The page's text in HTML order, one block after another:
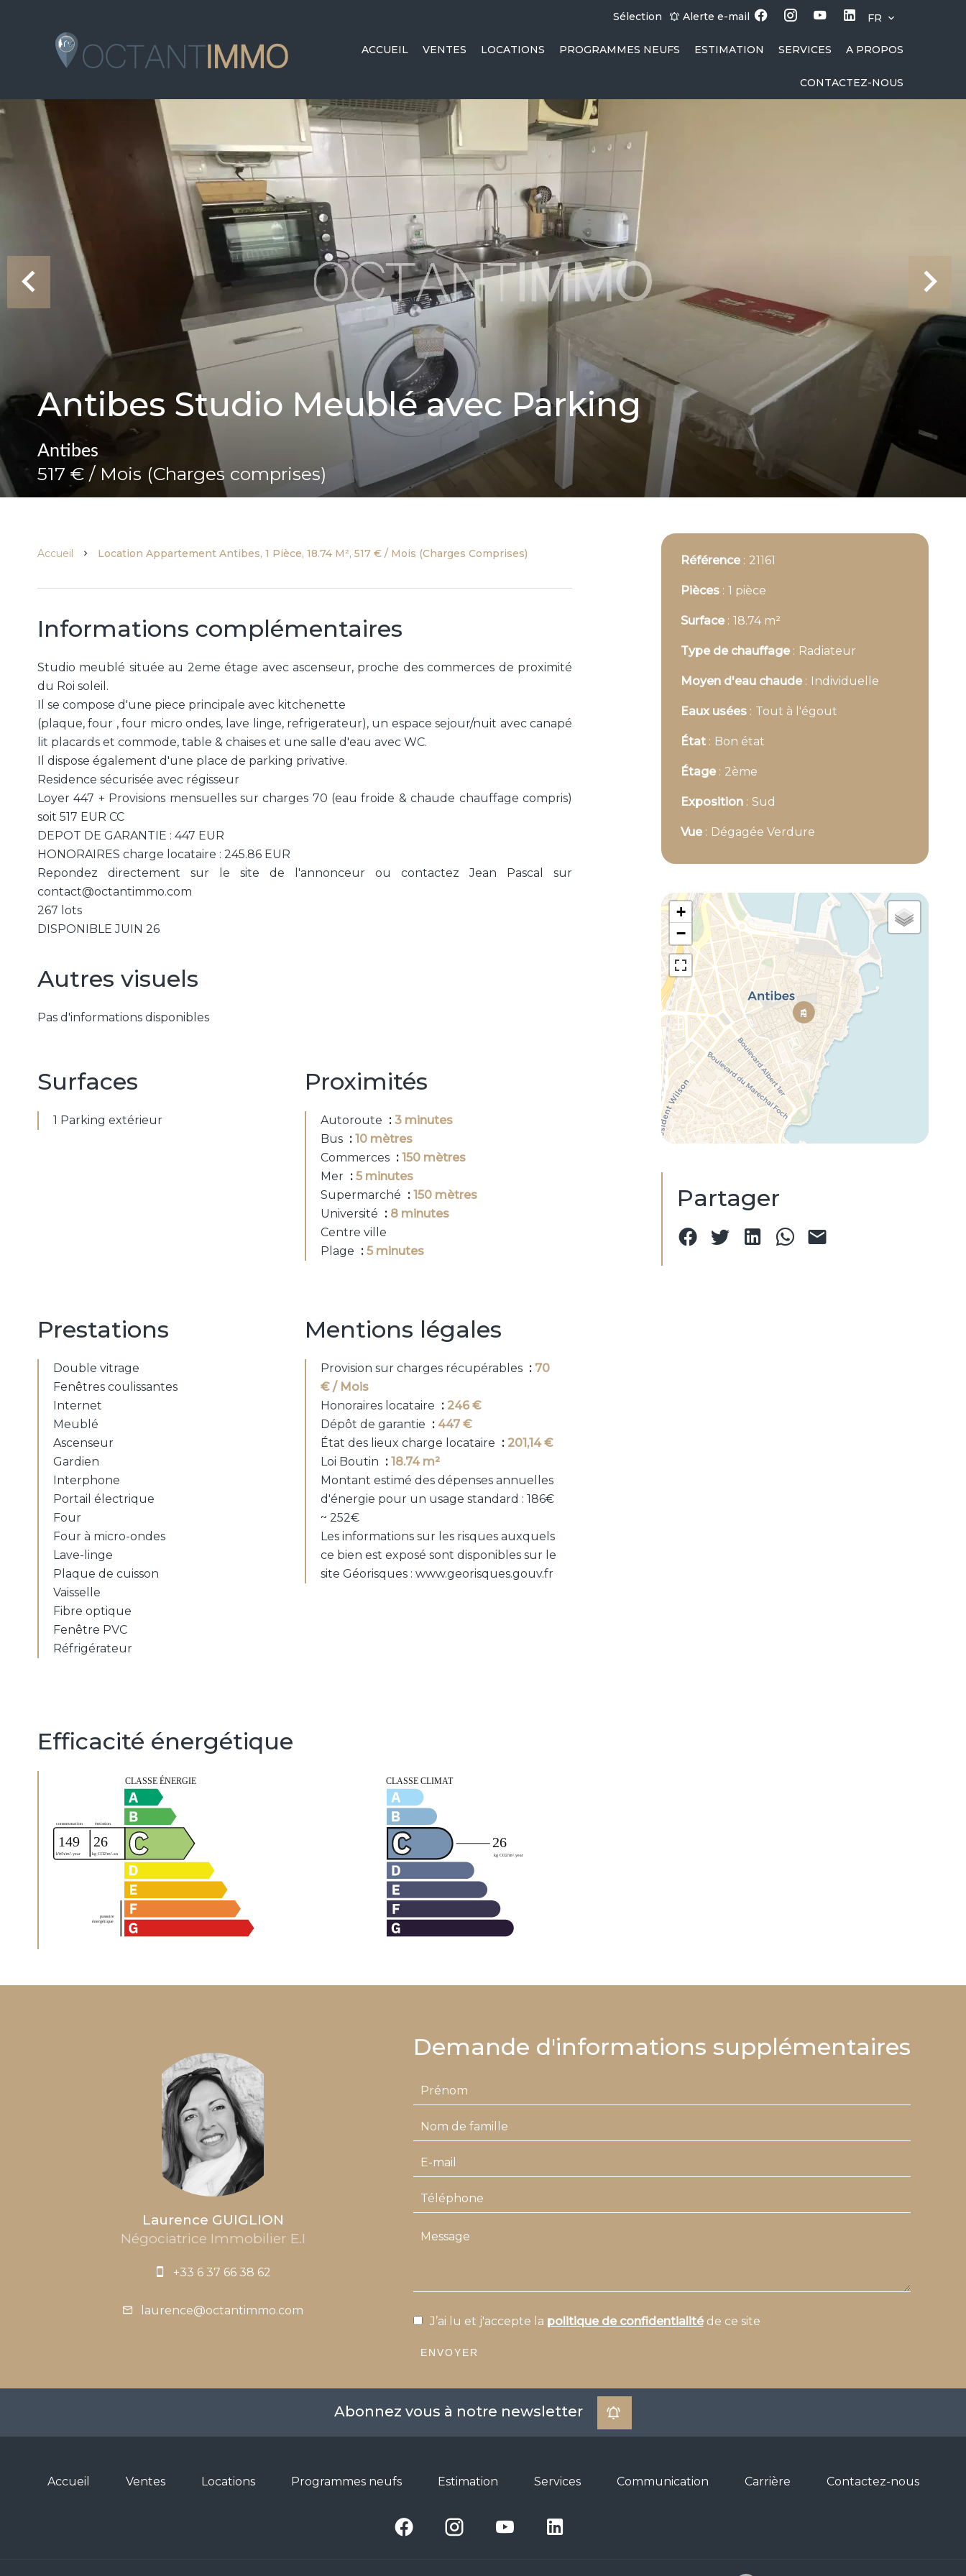
Sélection Alerte e-mail FR
ACCUEIL VENTES LOCATIONS PROGRAMMES NEUFS ESTIMATION SERVICES A PROPOS
CONTACTEZ-NOUS
Antibes Studio Meublé avec Parking
Antibes
517 € / Mois (Charges comprises)
Accueil Location Appartement Antibes, 1 Pièce, 18.74 M², 517 € / Mois (Charges Comprises)
Informations complémentaires
Studio meublé située au 2eme étage avec ascenseur, proche des commerces de proximité
du Roi soleil.
Il se compose d'une piece principale avec kitchenette
(plaque, four , four micro ondes, lave linge, refrigerateur), un espace sejour/nuit avec canapé
lit placards et commode, table & chaises et une salle d'eau avec WC.
Il dispose également d'une place de parking privative.
Residence sécurisée avec régisseur
Loyer 447 + Provisions mensuelles sur charges 70 (eau froide & chaude chauffage compris)
soit 517 EUR CC
DEPOT DE GARANTIE : 447 EUR
HONORAIRES charge locataire : 245.86 EUR
Repondez directement sur le site de l'annonceur ou contactez Jean Pascal sur
contact@octantimmo.com
267 lots
DISPONIBLE JUIN 26
Autres visuels
Pas d'informations disponibles
Surfaces
1 Parking extérieur
Proximités
Autoroute
3 minutes
Bus
10 mètres
Commerces
150 mètres
Mer
5 minutes
Supermarché
150 mètres
Université
8 minutes
Centre ville
Plage
5 minutes
Prestations
Double vitrage
Fenêtres coulissantes
Internet
Meublé
Ascenseur
Gardien
Interphone
Portail électrique
Four
Four à micro-ondes
Lave-linge
Plaque de cuisson
Vaisselle
Fibre optique
Fenêtre PVC
Réfrigérateur
Mentions légales
Provision sur charges récupérables
70
€ / Mois
Honoraires locataire
246 €
Dépôt de garantie
447 €
État des lieux charge locataire
201,14 €
Loi Boutin
18.74 m²
Montant estimé des dépenses annuelles
d'énergie pour un usage standard : 186€
~ 252€
Les informations sur les risques auxquels
ce bien est exposé sont disponibles sur le
site Géorisques : www.georisques.gouv.fr
Efficacité énergétique
Référence 21161
Pièces 1 pièce
Surface 18.74 m²
Type de chauffage Radiateur
Moyen d'eau chaude Individuelle
Eaux usées Tout à l'égout
État Bon état
Étage 2ème
Exposition Sud
Vue Dégagée Verdure
+
−
Partager
Laurence GUIGLION
Négociatrice Immobilier E.I
+33 6 37 66 38 62
laurence@octantimmo.com
Demande d'informations supplémentaires
J’ai lu et j'accepte la politique de confidentialitéde ce site
ENVOYER
Abonnez vous à notre newsletter
Accueil Ventes Locations Programmes neufs Estimation Services Communication Carrière Contactez-nous